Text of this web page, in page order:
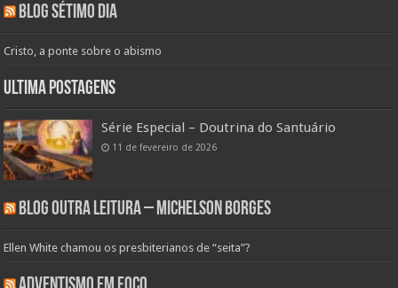
Blog Sétimo Dia
Cristo, a ponte sobre o abismo
Ultima Postagens
Série Especial – Doutrina do Santuário
11 de fevereiro de 2026
Blog Outra Leitura – Michelson Borges
Ellen White chamou os presbiterianos de “seita”?